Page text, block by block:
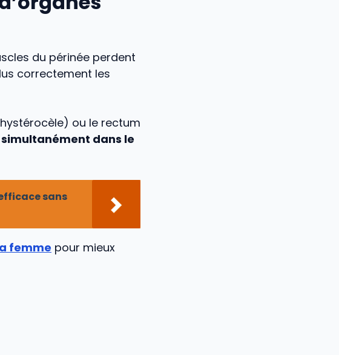
du périnée perdent
correctement les
ou le rectum
dans le
sans
femme pour mieux